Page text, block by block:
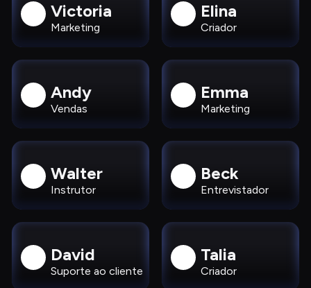
Victoria
Marketing
Elina
Criador
Andy
Vendas
Emma
Marketing
Walter
Instrutor
Beck
Entrevistador
David
Suporte ao cliente
Talia
Criador